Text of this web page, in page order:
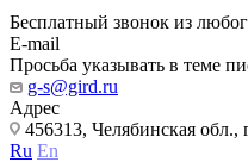
Бесплатный звонок из
E-mail
Просьба указывать в теме
g-s@gird.ru
Адрес
456313, Челябинская обл.,
Ru En